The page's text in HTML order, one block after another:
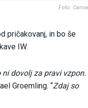
Foto: Canva
pričakovanj, in bo še
IW.
ni dovolj za pravi vzpon.
Groemling. “Zdaj so